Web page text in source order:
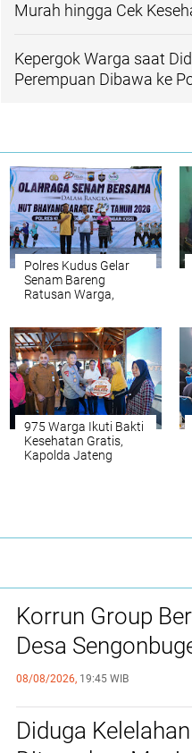
Murah hingga Cek
Kepergok Warga saat
Perempuan Dibawa ke
Polres Kudus Gelar
Senam Bareng
Ratusan Warga,
Kesehatan Gratis di
Hari Bhayangkara ke-
80
975 Warga Ikuti Bakti
Kesehatan Gratis,
Kapolda Jateng
Korrun Group
Desa
08/08/2026, 19:45 WIB
Diduga